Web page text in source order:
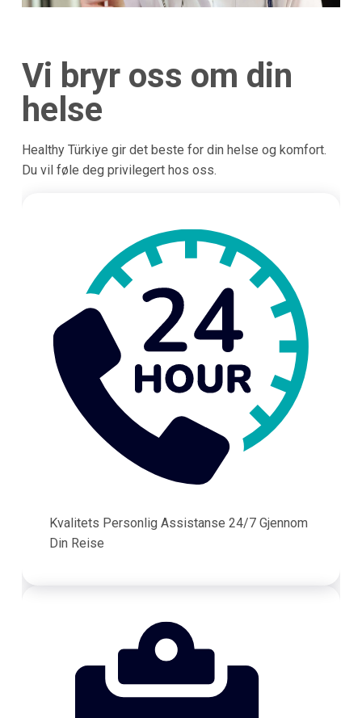
Vi bryr oss om din
helse
Healthy Türkiye gir det beste for din helse og komfort.
Du vil føle deg privilegert hos oss.
Kvalitets Personlig Assistanse 24/7 Gjennom
Din Reise